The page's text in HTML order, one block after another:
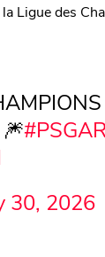
Ligue des
30, 2026